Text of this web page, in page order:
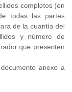
completos (en
todas las partes
de la cuantía del
y número de
que presenten
anexo a